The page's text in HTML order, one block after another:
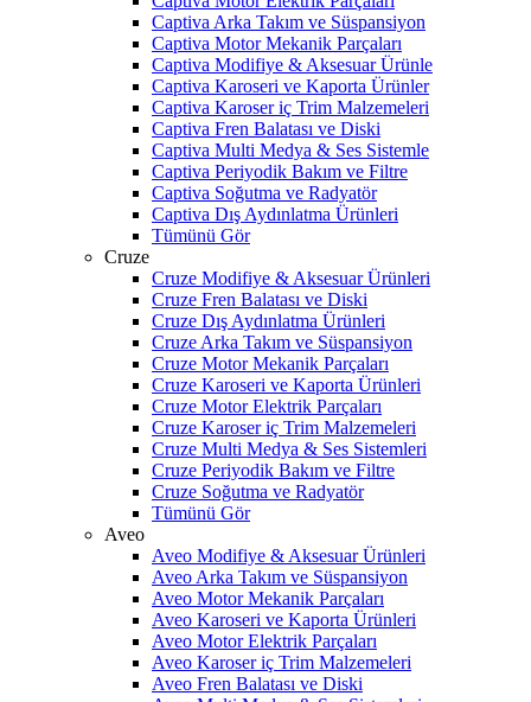
Captiva Arka Takım ve Süspansiyon
Captiva Motor Mekanik Parçaları
Captiva Modifiye & Aksesuar Ürünle
Captiva Karoseri ve Kaporta Ürünler
Captiva Karoser iç Trim Malzemeleri
Captiva Fren Balatası ve Diski
Captiva Multi Medya & Ses Sistemle
Captiva Periyodik Bakım ve Filtre
Captiva Soğutma ve Radyatör
Captiva Dış Aydınlatma Ürünleri
Tümünü Gör
Cruze
Cruze Modifiye & Aksesuar Ürünleri
Cruze Fren Balatası ve Diski
Cruze Dış Aydınlatma Ürünleri
Cruze Arka Takım ve Süspansiyon
Cruze Motor Mekanik Parçaları
Cruze Karoseri ve Kaporta Ürünleri
Cruze Motor Elektrik Parçaları
Cruze Karoser iç Trim Malzemeleri
Cruze Multi Medya & Ses Sistemleri
Cruze Periyodik Bakım ve Filtre
Cruze Soğutma ve Radyatör
Tümünü Gör
Aveo
Aveo Modifiye & Aksesuar Ürünleri
Aveo Arka Takım ve Süspansiyon
Aveo Motor Mekanik Parçaları
Aveo Karoseri ve Kaporta Ürünleri
Aveo Motor Elektrik Parçaları
Aveo Karoser iç Trim Malzemeleri
Aveo Fren Balatası ve Diski